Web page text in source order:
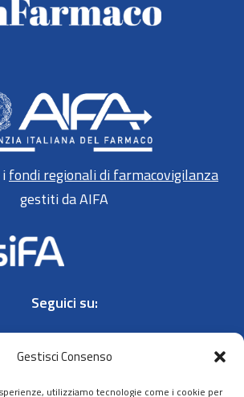
Gestisci Consenso
utilizziamo tecnologie come i cookie per
ifondi regionali di farmacovigilanza
gestiti da AIFA
Seguici su: